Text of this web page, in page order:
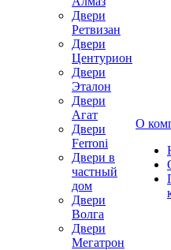
Двери
Ретвизан
Двери
Центурион
Двери
Эталон
Двери
Агат
Двери
Ferroni
Двери в
частный
дом
Двери
Волга
Двери
Мегатрон
О